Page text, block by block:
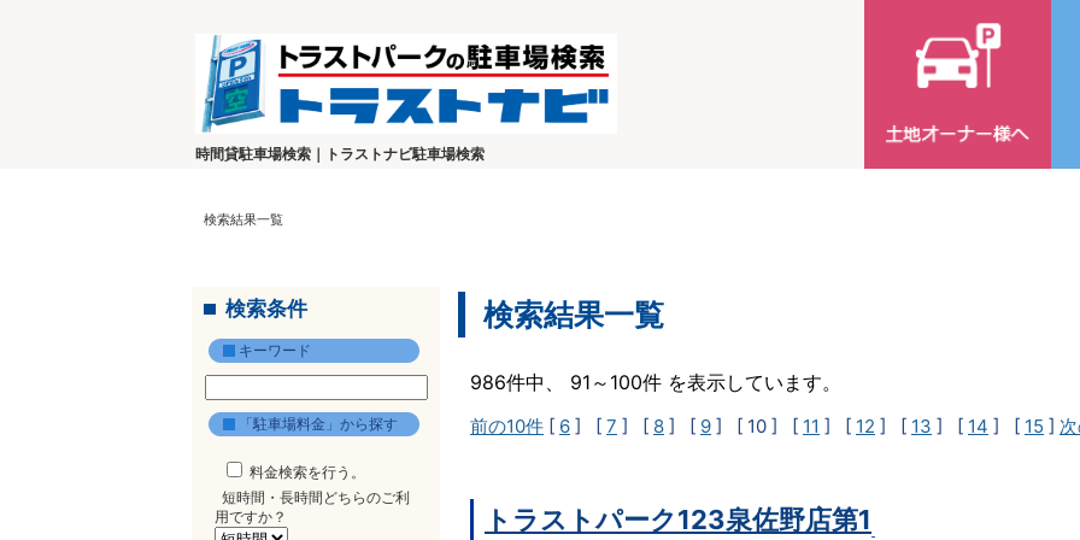
時間貸駐車場検索｜トラストナビ駐車場検索
検索結果一覧
検索条件
キーワード
「駐車場料金」から探す
料金検索を行う。
短時間・長時間どちらのご利
用ですか？
検索結果一覧
986件中、 91～100件 を表示しています。
前の10件 [ 6 ] [ 7 ] [ 8 ] [ 9 ] [ 10 ] [ 11 ] [ 12 ] [ 13 ] [ 14 ] [ 15 ]
トラストパーク123泉佐野店第1